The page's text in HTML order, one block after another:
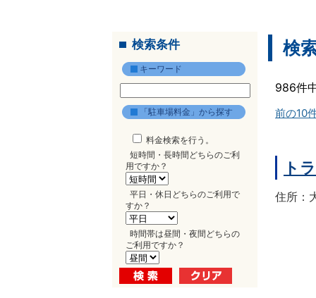
検索条件
キーワード
「駐車場料金」から探す
料金検索を行う。
短時間・長時間どちらのご利
用ですか？
平日・休日どちらのご利用で
すか？
時間帯は昼間・夜間どちらの
ご利用ですか？
検
986件
前の10
ト
住所：